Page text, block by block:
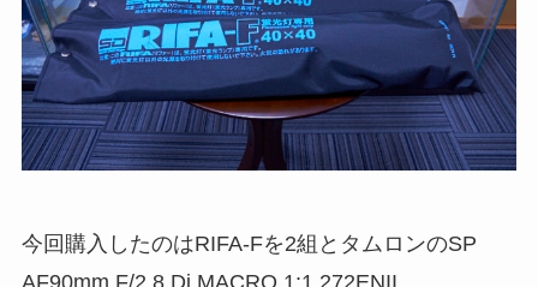
今回購入したのはRIFA-Fを2組とタムロンのSP